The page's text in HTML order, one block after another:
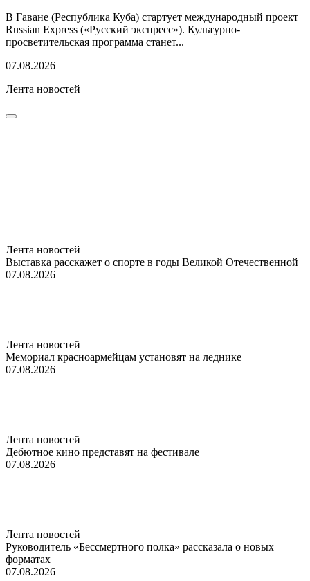
В Гаване (Республика Куба) стартует международный проект
Russian Express («Русский экспресс»). Культурно-
просветительская программа станет...
07.08.2026
Лента новостей
Лента новостей
Выставка расскажет о спорте в годы Великой Отечественной
07.08.2026
Лента новостей
Мемориал красноармейцам установят на леднике
07.08.2026
Лента новостей
Дебютное кино представят на фестивале
07.08.2026
Лента новостей
Руководитель «Бессмертного полка» рассказала о новых
форматах
07.08.2026